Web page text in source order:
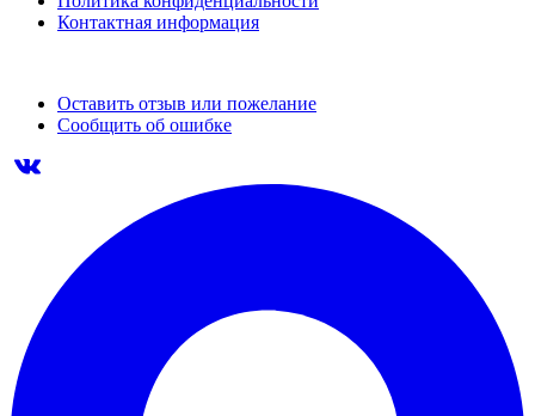
Контактная информация
Оставить отзыв или пожелание
Сообщить об ошибке